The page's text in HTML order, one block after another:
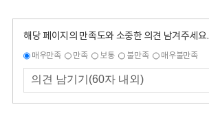
해당 페이지의 만족도와 소중한 의견 남겨주세요.
매우만족 만족 보통 불만족 매우불만족